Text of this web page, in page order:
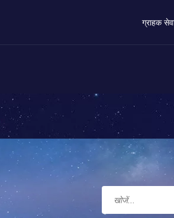
ग्राहक